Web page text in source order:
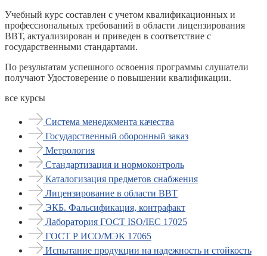
Учебный курс составлен с учетом квалификационных и
профессиональных требований в области лицензирования
ВВТ, актуализирован и приведен в соответствие с
государственными стандартами.
По результатам успешного освоения программы слушатели
получают Удостоверение о повышении квалификации.
все курсы
Система менеджмента качества
Государственный оборонный заказ
Метрология
Стандартизация и нормоконтроль
Каталогизация предметов снабжения
Лицензирование в области ВВТ
ЭКБ. Фальсификация, контрафакт
Лаборатория ГОСТ ISO/IEC 17025
ГОСТ Р ИСО/МЭК 17065
Испытание продукции на надежность и стойкость